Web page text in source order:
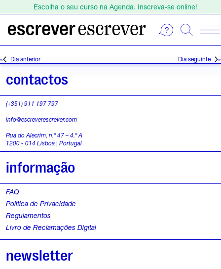
Escolha o seu curso na Agenda. Inscreva-se online!
Escolha o seu curso na Agenda. Inscreva-se online!
E
v
e
n
t
o
s
f
o
r
3
1
l
t
Dia anterior Dia seguinte
contactos
(+351) 911 197 797
info@escreverescrever.com
Rua do Alecrim, n.º 47 – 4.º A
1200 - 014 Lisboa | Portugal
informação
FAQ
Política de Privacidade
Regulamentos
Livro de Reclamações Digital
newsletter